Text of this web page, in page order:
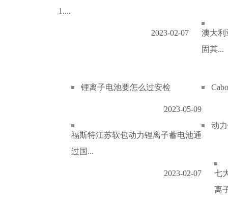
1....
2023-02-07
澳大利
固其...
锂离子电池要怎么过安检
2023-05-09
福斯特江苏软包动力锂离子蓄电池通
过国...
2023-02-07
动
七
离